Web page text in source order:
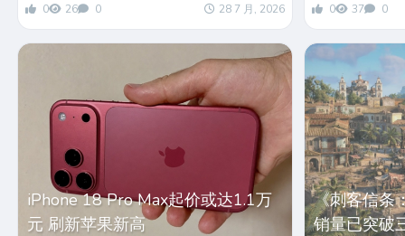
0 26 0 28 7 月, 2026 0 37 0
iPhone 18 Pro Max起价或达1.1万
元 刷新苹果新高
《刺客信条
销量已突破